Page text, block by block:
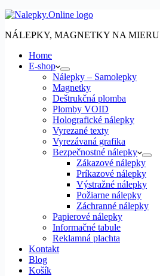
NÁLEPKY, MAGNETKY NA MIERU
Home
E-shop
Nálepky – Samolepky
Magnetky
Deštrukčná plomba
Plomby VOID
Holografické nálepky
Vyrezané texty
Vyrezávaná grafika
Bezpečnostné nálepky
Zákazové nálepky
Príkazové nálepky
Výstražné nálepky
Požiarne nálepky
Záchranné nálepky
Papierové nálepky
Informačné tabule
Reklamná plachta
Kontakt
Blog
Košík